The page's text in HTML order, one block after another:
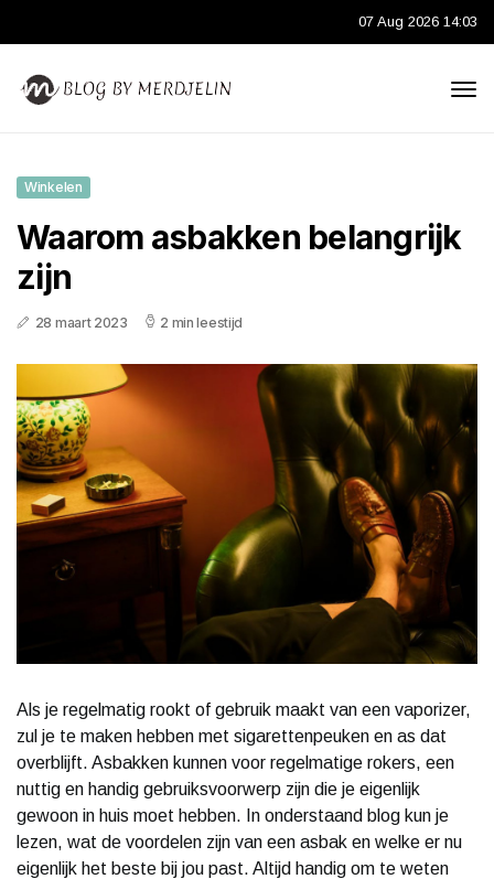
07 Aug 2026 14:03
Winkelen
Waarom asbakken belangrijk
zijn
28 maart 2023 2 min leestijd
Als je regelmatig rookt of gebruik maakt van een vaporizer,
zul je te maken hebben met sigarettenpeuken en as dat
overblijft. Asbakken kunnen voor regelmatige rokers, een
nuttig en handig gebruiksvoorwerp zijn die je eigenlijk
gewoon in huis moet hebben. In onderstaand blog kun je
lezen, wat de voordelen zijn van een asbak en welke er nu
eigenlijk het beste bij jou past. Altijd handig om te weten